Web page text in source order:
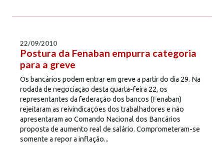
22/09/2010
Postura da Fenaban empurra categoria
para a greve
Os bancários podem entrar em greve a partir do dia 29. Na
rodada de negociação desta quarta-feira 22, os
representantes da federação dos bancos (Fenaban)
rejeitaram as reivindicações dos trabalhadores e não
apresentaram ao Comando Nacional dos Bancários
proposta de aumento real de salário. Comprometeram-se
somente a repor a inflação...